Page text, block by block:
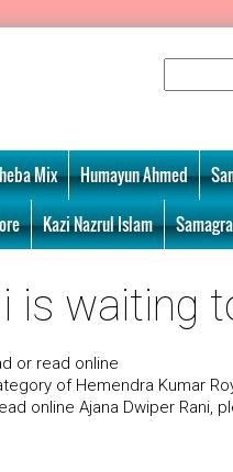
Mix Humayun Ahmed
Kazi Nazrul Islam
is waiting
or read online
of Hemendra Kumar
online Ajana Dwiper Rani,